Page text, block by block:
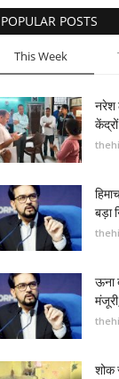
POPULAR POSTS
This Week
नरेश
बड़ा
ऊना
शोक